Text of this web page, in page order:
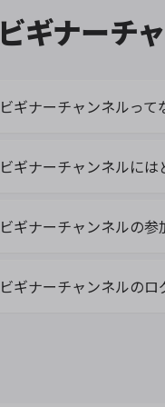
ビギナーチ
ビギナーチャンネルって
ビギナーチャンネルに
ビギナーチャンネルの
ビギナーチャンネルの